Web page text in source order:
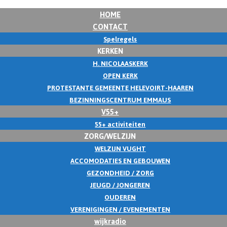
HOME
CONTACT
Spelregels
KERKEN
H. NICOLAASKERK
OPEN KERK
PROTESTANTE GEMEENTE HELEVOIRT-HAAREN
BEZINNINGSCENTRUM EMMAUS
V55+
55+ activiteiten
ZORG/WELZIJN
WELZIJN VUGHT
ACCOMODATIES EN GEBOUWEN
GEZONDHEID / ZORG
JEUGD / JONGEREN
OUDEREN
VERENIGINGEN / EVENEMENTEN
wijkradio